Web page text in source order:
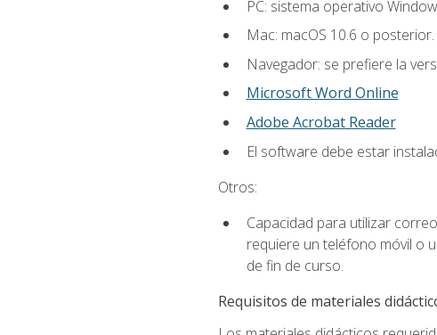
PC: sistema operativo
Mac: macOS 10.6 o posterior.
Navegador: se prefiere la
Microsoft Word Online
Adobe Acrobat Reader
El software debe estar
Otros:
Capacidad para utilizar
requiere un teléfono móvil o
de fin de curso.
Requisitos de materiales